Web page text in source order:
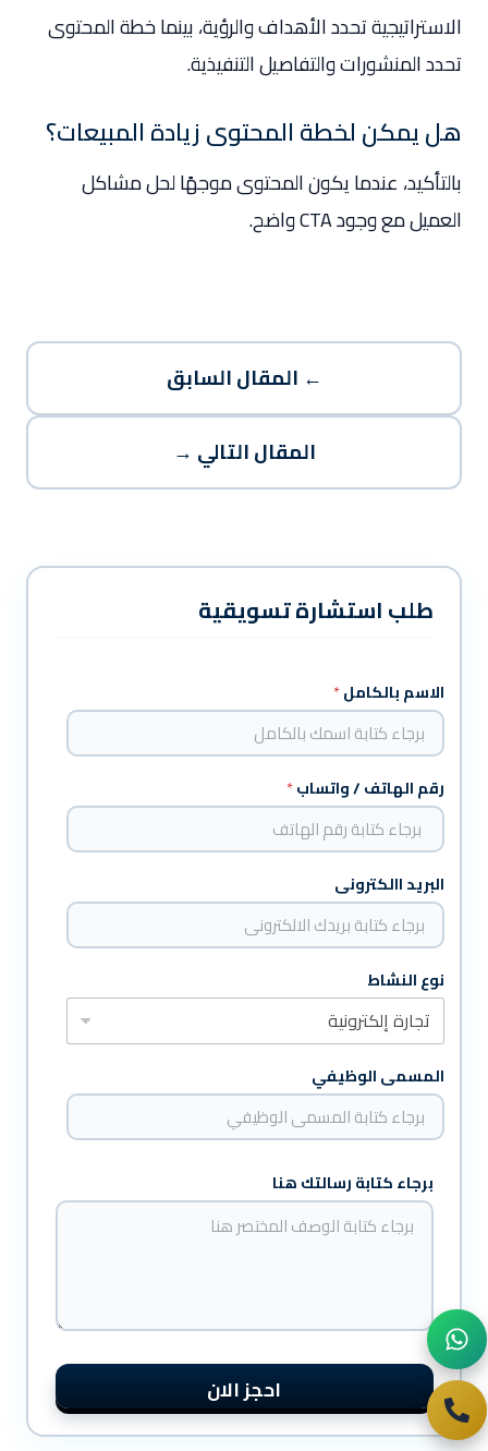
الاستراتيجية تحدد الأهداف والرؤية، بينما خطة المحتوى
تحدد المنشورات والتفاصيل التنفيذية.
هل يمكن لخطة المحتوى زيادة المبيعات؟
بالتأكيد، عندما يكون المحتوى موجهًا لحل مشاكل
العميل مع وجود CTA واضح.
← المقال السابق
المقال التالي →
طلب استشارة تسويقية
ل
م
س
م
ب
ر
ا
ء
الاسم بالكامل*
رقم الهاتف / واتساب*
البريد االكترونى
نوع النشاط
المسمى الوظيفي
برجاء كتابة رسالتك هنا
احجز الان